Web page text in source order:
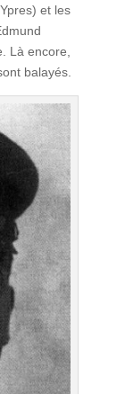
et les
Là encore,
balayés.